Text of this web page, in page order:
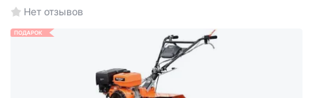
Нет отзывов
ПОДАРОК